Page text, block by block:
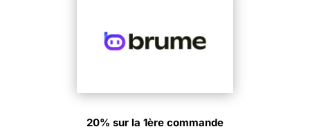
20% sur la 1ère commande